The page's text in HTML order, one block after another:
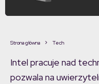
Strona główna Tech
Intel pracuje nad
pozwala na